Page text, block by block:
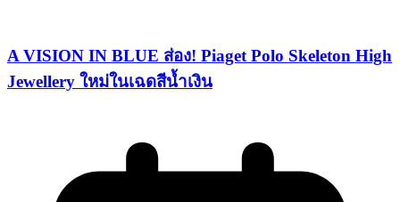
A VISION IN BLUE ส่อง! Piaget Polo Skeleton High
Jewellery ใหม่ในเฉดสีน้ำเงิน